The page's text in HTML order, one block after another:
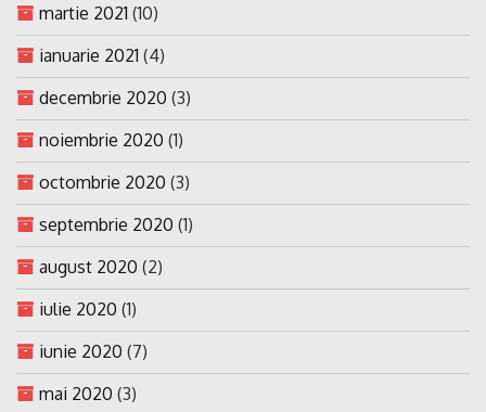
martie 2021 (10)
ianuarie 2021 (4)
decembrie 2020 (3)
noiembrie 2020 (1)
octombrie 2020 (3)
septembrie 2020 (1)
august 2020 (2)
iulie 2020 (1)
iunie 2020 (7)
mai 2020 (3)